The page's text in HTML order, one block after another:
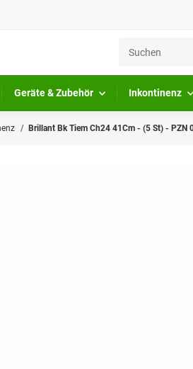
Geräte & Zubehör Inkontinenz
Brillant Bk Tiem Ch24 41Cm - (5 St) - PZN